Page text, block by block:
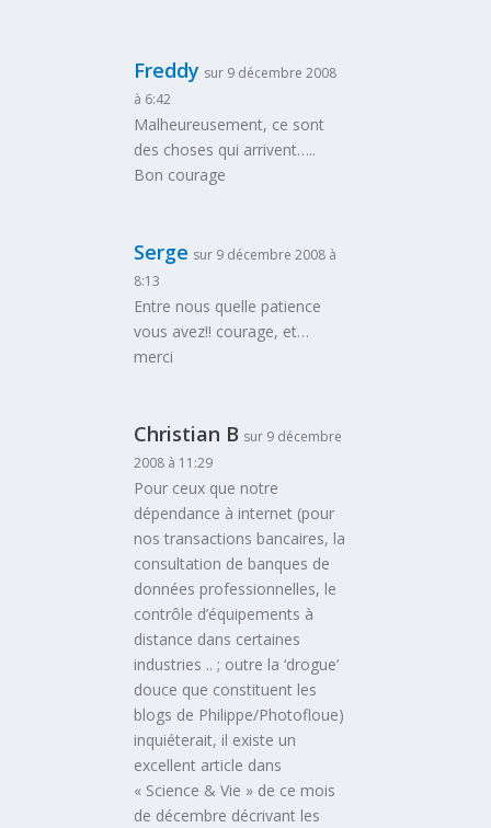
Freddy sur 9 décembre 2008
à 6:42
Malheureusement, ce sont
des choses qui arrivent…..
Bon courage
Serge sur 9 décembre 2008 à
8:13
Entre nous quelle patience
vous avez!! courage, et…
merci
Christian B sur 9 décembre
2008 à 11:29
Pour ceux que notre
dépendance à internet (pour
nos transactions bancaires, la
consultation de banques de
données professionnelles, le
contrôle d’équipements à
distance dans certaines
industries .. ; outre la ‘drogue’
douce que constituent les
blogs de Philippe/Photofloue)
inquiéterait, il existe un
excellent article dans
« Science & Vie » de ce mois
de décembre décrivant les